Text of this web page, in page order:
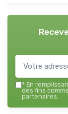
* En
des fins
partenaires.